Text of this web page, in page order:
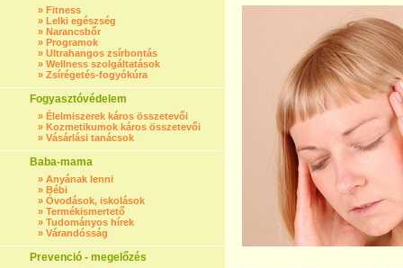
» Fitness
» Lelki egészség
» Narancsbőr
» Programok
» Ultrahangos zsírbontás
» Wellness szolgáltatások
» Zsírégetés-fogyókúra
Fogyasztóvédelem
» Élelmiszerek káros összetevői
» Kozmetikumok káros összetevői
» Vásárlási tanácsok
Baba-mama
» Anyának lenni
» Bébi
» Óvodások, iskolások
» Termékismertető
» Tudományos hírek
» Várandósság
Prevenció - megelőzés